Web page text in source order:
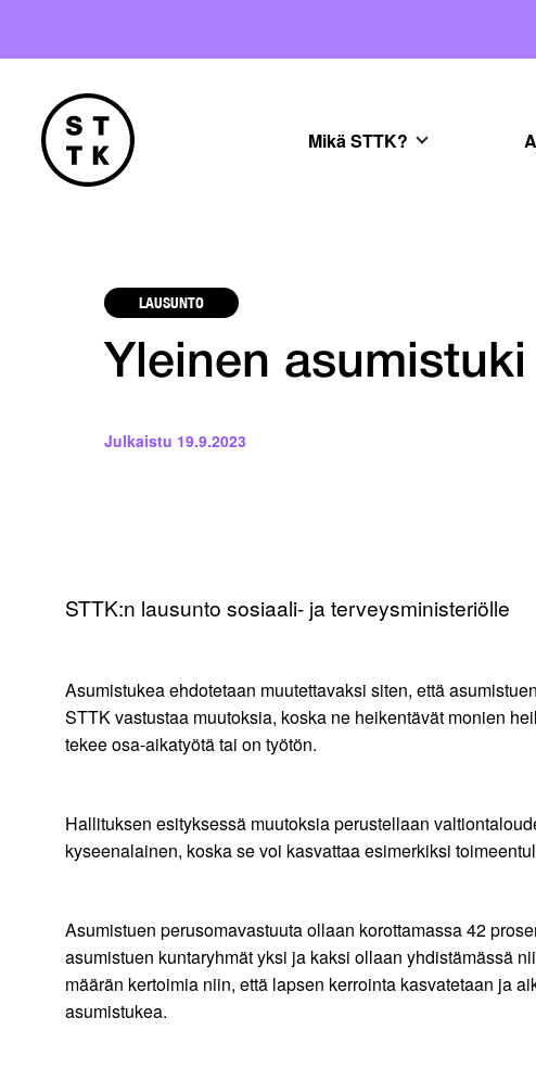
Mikä STTK?
LAUSUNTO
Yleinen asumistuki
Julkaistu 19.9.2023
STTK:n lausunto sosiaali- ja terveysministeriölle
Asumistukea ehdotetaan muutettavaksi siten, että
STTK vastustaa muutoksia, koska ne heikentävät monien
tekee osa-aikatyötä tai on työtön.
Hallituksen esityksessä muutoksia perustellaan
kyseenalainen, koska se voi kasvattaa esimerkiksi
Asumistuen perusomavastuuta ollaan korottamassa 42
asumistuen kuntaryhmät yksi ja kaksi ollaan yhdistämässä
määrän kertoimia niin, että lapsen kerrointa kasvatetaan ja
asumistukea.